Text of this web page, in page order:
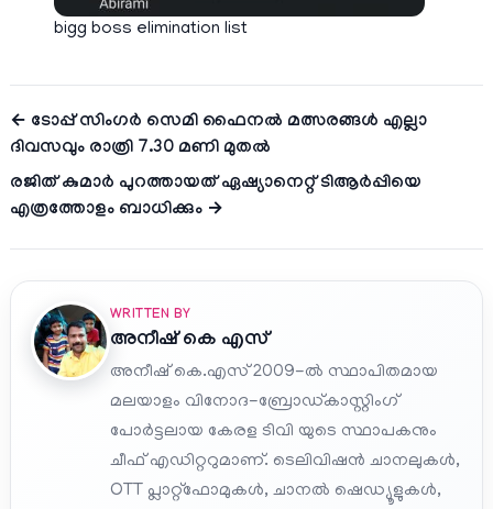
bigg boss elimination list
← ടോപ്പ് സിംഗര്‍ സെമി ഫൈനല്‍ മത്സരങ്ങള്‍ എല്ലാ
ദിവസവും രാത്രി 7.30 മണി മുതല്‍
രജിത് കുമാര്‍ പുറത്തായത് ഏഷ്യാനെറ്റ്‌ ടിആര്‍പ്പിയെ
എത്രത്തോളം ബാധിക്കും →
WRITTEN BY
അനീഷ്‌ കെ എസ്
അനീഷ് കെ.എസ് 2009-ൽ സ്ഥാപിതമായ
മലയാളം വിനോദ-ബ്രോഡ്കാസ്റ്റിംഗ്
പോർട്ടലായ കേരള ടിവി യുടെ സ്ഥാപകനും
ചീഫ് എഡിറ്ററുമാണ്. ടെലിവിഷൻ ചാനലുകൾ,
OTT പ്ലാറ്റ്‌ഫോമുകൾ, ചാനൽ ഷെഡ്യൂളുകൾ,